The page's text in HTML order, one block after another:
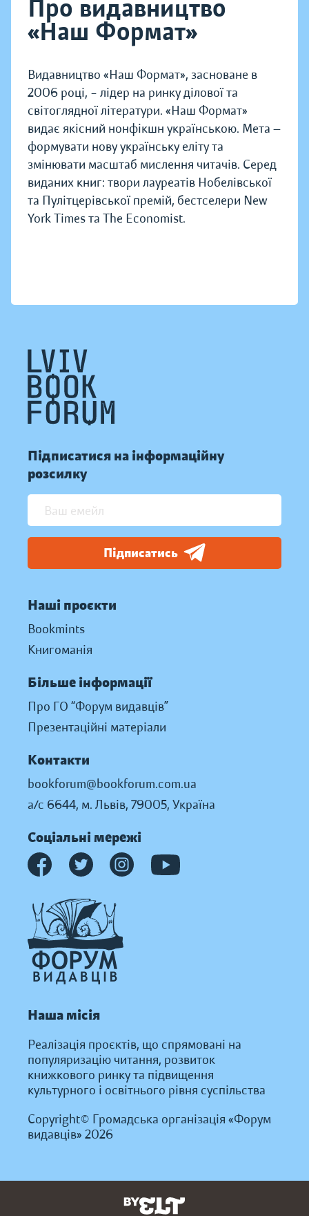
Про видавництво
«Наш Формат»
Видавництво «Наш Формат», засноване в
2006 році, – лідер на ринку ділової та
світоглядної літератури. «Наш Формат»
видає якісний нонфікшн українською. Мета —
формувати нову українську еліту та
змінювати масштаб мислення читачів. Серед
виданих книг: твори лауреатів Нобелівської
та Пулітцерівської премій, бестселери New
York Times та The Economist.
Підписатися на інформаційну
розсилку
Підписатись
Наші проєкти
Bookmints
Книгоманія
Більше інформації
Про ГО “Форум видавців”
Презентаційні матеріали
Контакти
bookforum@bookforum.com.ua
а/с 6644, м. Львів, 79005, Україна
Соціальні мережі
Наша місія
Реалізація проєктів, що спрямовані на
популяризацію читання, розвиток
книжкового ринку та підвищення
культурного і освітнього рівня суспільства
Copyright© Громадська організація «Форум
видавців» 2026